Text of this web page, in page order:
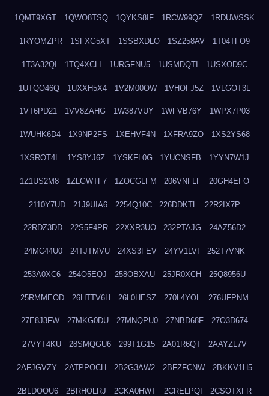
1QMT9XGT 1QWO8TSQ 1QYKS8IF 1RCW99QZ 1RDUWSSK
1RYOMZPR 1SFXG5XT 1SSBXDLO 1SZ258AV 1T04TFO9
1T3A32QI 1TQ4XCLI 1URGFNU5 1USMDQTI 1USXOD9C
1UTQO46Q 1UXXH5X4 1V2M00OW 1VHOFJ5Z 1VLGOT3L
1VT6PD21 1VV8ZAHG 1W387VUY 1WFVB76Y 1WPX7P03
1WUHK6D4 1X9NP2FS 1XEHVF4N 1XFRA9ZO 1XS2YS68
1XSROT4L 1YS8YJ6Z 1YSKFL0G 1YUCNSFB 1YYN7W1J
1Z1US2M8 1ZLGWTF7 1ZOCGLFM 206VNFLF 20GH4EFO
2110Y7UD 21J9UIA6 2254Q10C 226DDKTL 22R2IX7P
22RDZ3DD 22S5F4PR 22XXR3UO 232PTAJG 24AZ56D2
24MC44U0 24TJTMVU 24XS3FEV 24YV1LVI 252T7VNK
253A0XC6 254O5EQJ 258OBXAU 25JR0XCH 25Q8956U
25RMMEOD 26HTTV6H 26L0HESZ 270L4YOL 276UFPNM
27E8J3FW 27MKG0DU 27MNQPU0 27NBD68F 27O3D674
27VYT4KU 28SMQGU6 299T1G15 2A01R6QT 2AAYZL7V
2AFJGVZY 2ATPPOCH 2B2G3AW2 2BFZFCNW 2BKKV1H5
2BLDOOU6 2BRHOLRJ 2CKA0HWT 2CRELPQI 2CSOTXFR